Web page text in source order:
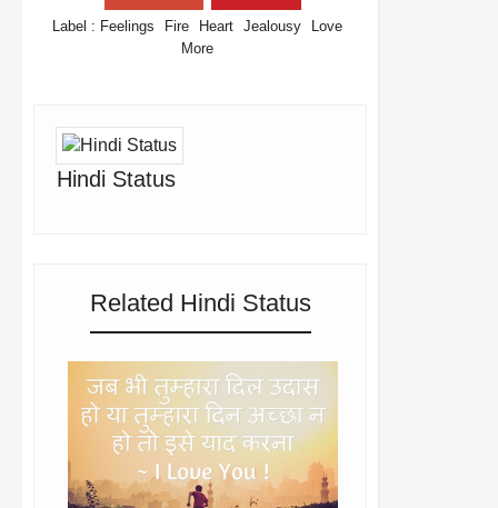
Label : Feelings Fire Heart Jealousy
Love
More
Hindi Status
Related Hindi Status